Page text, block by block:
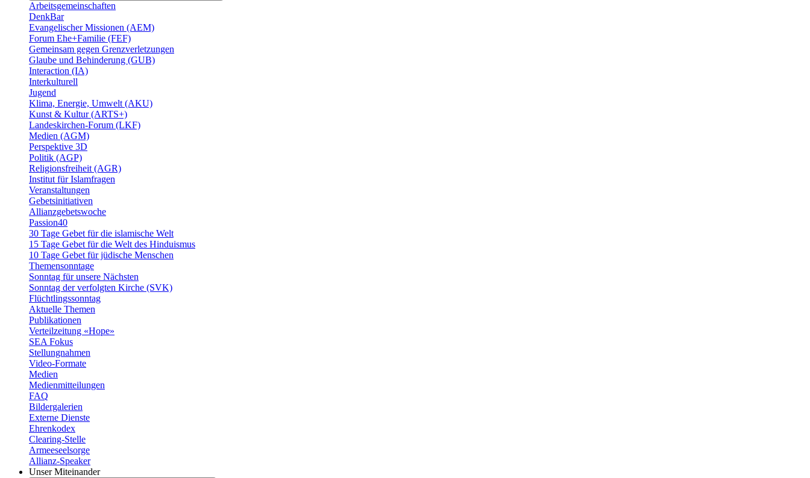
Arbeitsgemeinschaften
DenkBar
Evangelischer Missionen (AEM)
Forum Ehe+Familie (FEF)
Gemeinsam gegen Grenzverletzungen
Glaube und Behinderung (GUB)
Interaction (IA)
Interkulturell
Jugend
Klima, Energie, Umwelt (AKU)
Kunst & Kultur (ARTS+)
Landeskirchen-Forum (LKF)
Medien (AGM)
Perspektive 3D
Politik (AGP)
Religionsfreiheit (AGR)
Institut für Islamfragen
Veranstaltungen
Gebetsinitiativen
Allianzgebetswoche
Passion40
30 Tage Gebet für die islamische Welt
15 Tage Gebet für die Welt des Hinduismus
10 Tage Gebet für jüdische Menschen
Themensonntage
Sonntag für unsere Nächsten
Sonntag der verfolgten Kirche (SVK)
Flüchtlingssonntag
Aktuelle Themen
Publikationen
Verteilzeitung «Hope»
SEA Fokus
Stellungnahmen
Video-Formate
Medien
Medienmitteilungen
FAQ
Bildergalerien
Externe Dienste
Ehrenkodex
Clearing-Stelle
Armeeseelsorge
Allianz-Speaker
Unser Miteinander